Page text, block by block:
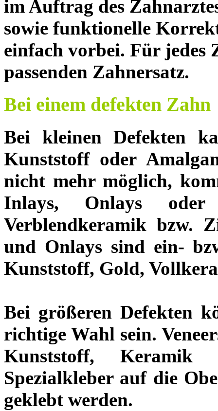
im Auftrag des
sowie funktionelle
einfach vorbei. Für jedes
passenden Zahnersatz.
Bei einem defekten Zahn
Bei kleinen Defekten
Kunststoff oder
nicht mehr möglich,
Inlays, Onlays
Verblendkeramik bzw.
und Onlays sind ein-
Kunststoff, Gold,
Bei größeren Defekten
richtige Wahl sein.
Kunststoff,
Spezialkleber auf die
geklebt werden.